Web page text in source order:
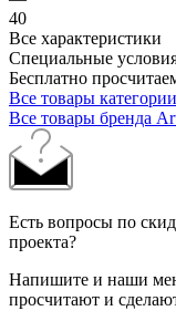
40
Все характеристики
Специальные
Бесплатно
Все товары категории
Все товары бренда
Есть вопросы по
проекта?
Напишите и наши
просчитают и